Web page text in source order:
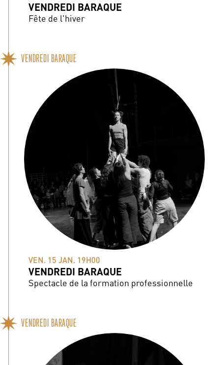
VENDREDI BARAQUE
Fête de l'hiver
VENDREDI BARAQUE
VEN. 15 JAN. 19H00
VENDREDI BARAQUE
Spectacle de la formation professionnelle
VENDREDI BARAQUE